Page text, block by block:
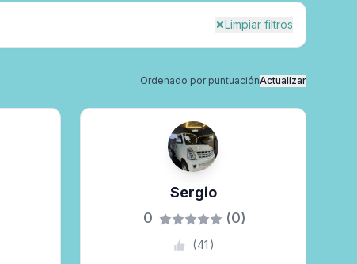
Limpiar filtros
Ordenado por puntuaciónActualizar
Sergio
0
(0)
(41 )